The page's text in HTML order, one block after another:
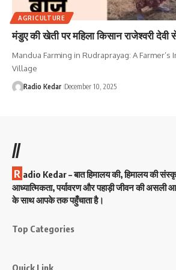
AGRICULTURE
मंडुए की खेती पर महिला किसान राजेश्वरी देवी
Mandua Farming in Rudraprayag: A Farmer’s
Village
Radio Kedar December 10, 2025
//
R adio Kedar – बात हिमालय की, हिमालय की
आध्यात्मिकता, पर्यावरण और पहाड़ी जीवन की असली
के साथ आपके तक पहुँचाता है।
Top Categories
Quick Link